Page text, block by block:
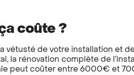
coûte ?
vétusté de votre installation et
la rénovation complète de
peut coûter entre 6000€ et